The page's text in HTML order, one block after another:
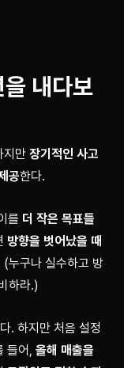
을 내다보
지만 장기적인 사고
공한다.
를 더 작은 목표들
방향을 벗어났을 때
(누구나 실수하고 방
하라.)
. 하지만 처음 설정
들어, 올해 매출을